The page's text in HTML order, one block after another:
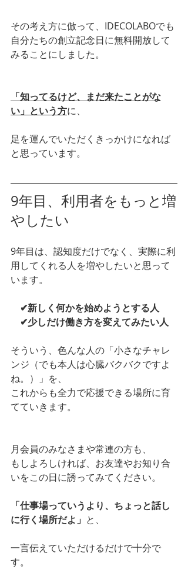
その考え方に倣って、IDECOLABOでも
自分たちの創立記念日に無料開放して
みることにしました。
「知ってるけど、まだ来たことがな
い」という方に、
足を運んでいただくきっかけになれば
と思っています。
9年目、利用者をもっと増
やしたい
9年目は、認知度だけでなく、実際に利
用してくれる人を増やしたいと思って
います。
✔︎新しく何かを始めようとする人
✔︎少しだけ働き方を変えてみたい人
そういう、色んな人の「小さなチャレ
ンジ（でも本人は心臓バクバクですよ
ね。）」を、
これからも全力で応援できる場所に育
てていきます。
月会員のみなさまや常連の方も、
もしよろしければ、お友達やお知り合
いをこの日に誘ってみてください。
「仕事場っていうより、ちょっと話し
に行く場所だよ」 と、
一言伝えていただけるだけで十分で
す。